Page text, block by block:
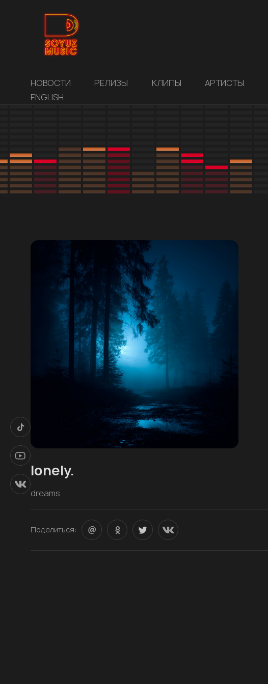
НОВОСТИ РЕЛИЗЫ КЛИПЫ АРТИСТЫ
ENGLISH
lonely.
dreams
Поделиться: